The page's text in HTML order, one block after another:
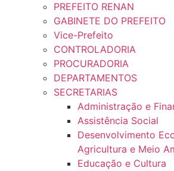
PREFEITO RENAN
GABINETE DO PREFEITO
Vice-Prefeito
CONTROLADORIA
PROCURADORIA
DEPARTAMENTOS
SECRETARIAS
Administração e
Assistência Social
Desenvolvimento
Agricultura e Meio
Educação e Cultura